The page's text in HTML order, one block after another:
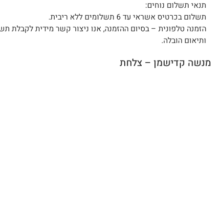
תנאי תשלום נוחים:
תשלום בכרטיס אשראי עד 6 תשלומים ללא ריבית.
הזמנה טלפונית – בסיום ההזמנה, אנו ניצור קשר מידית לקבלת
ותיאום הובלה.
מנשה קדישמן – צלחת